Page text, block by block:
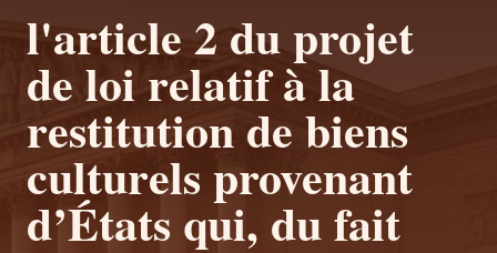
l'article 2 du projet
de loi relatif à la
restitution de biens
culturels provenant
d’États qui, du fait